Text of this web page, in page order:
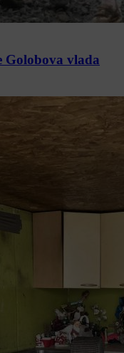
Golobova vlada